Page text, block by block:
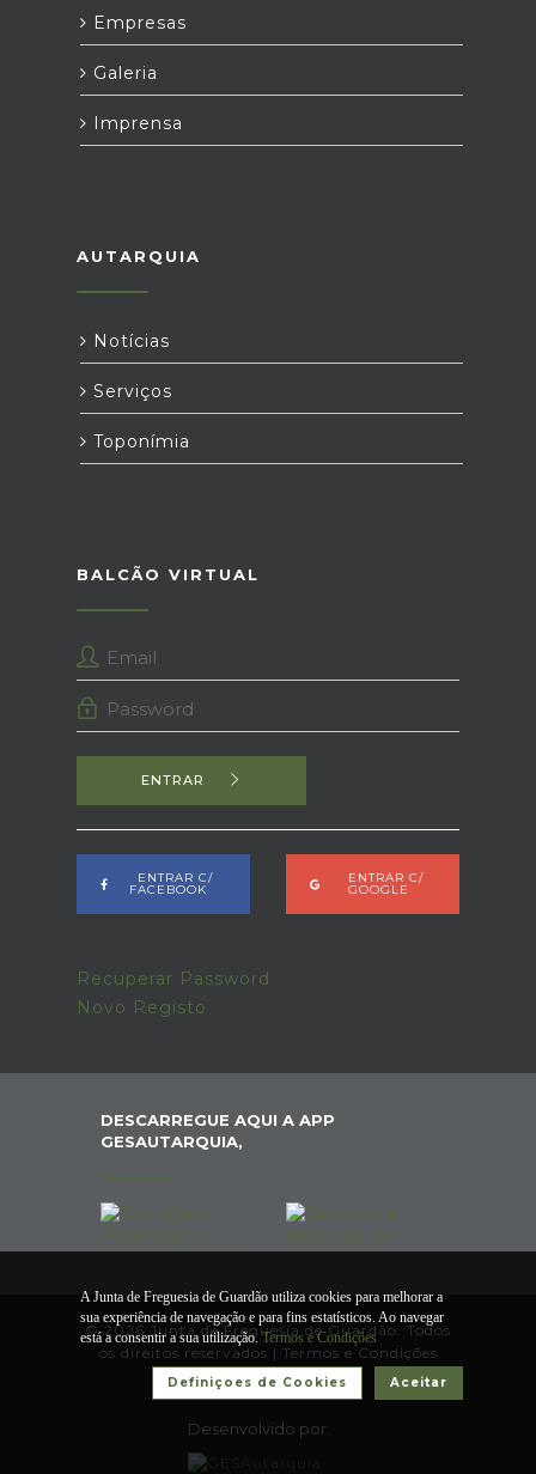
Empresas
Galeria
Imprensa
AUTARQUIA
Notícias
Serviços
Toponímia
BALCÃO VIRTUAL
ENTRAR
ENTRAR C/
FACEBOOK
ENTRAR C/
GOOGLE
Recuperar Password
Novo Registo
DESCARREGUE AQUI A APP
GESAUTARQUIA,
© 2026 Junta de Freguesia de Guardão. Todos
os direitos reservados | Termos e Condições
Desenvolvido por:
A Junta de Freguesia de Guardão utiliza cookies para melhorar a
sua experiência de navegação e para fins estatísticos. Ao navegar
está a consentir a sua utilização.Termos e Condições
Aceitar
Definiçoes de Cookies